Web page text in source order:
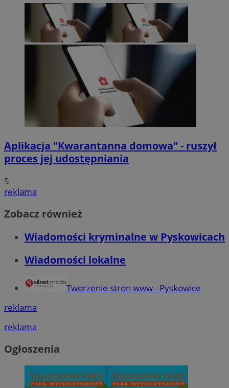
Aplikacja "Kwarantanna domowa" - ruszył
proces jej udostępniania
5
reklama
Zobacz również
Wiadomości kryminalne w Pyskowicach
Wiadomości lokalne
Tworzenie stron www - Pyskowice
reklama
reklama
Ogłoszenia